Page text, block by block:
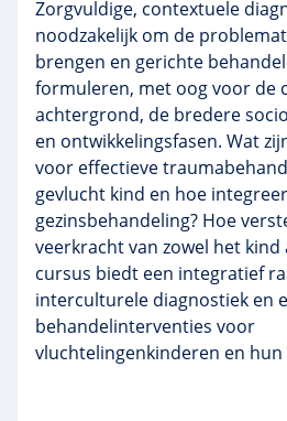
Zorgvuldige, contextuele
noodzakelijk om de
brengen en gerichte
formuleren, met oog voor de
achtergrond, de bredere
en ontwikkelingsfasen. Wat
voor effectieve
gevlucht kind en hoe
gezinsbehandeling? Hoe
veerkracht van zowel het kind
cursus biedt een integratief
interculturele diagnostiek en
behandelinterventies voor
vluchtelingenkinderen en hun